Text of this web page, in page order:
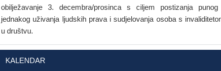
obilježavanje 3. decembra/prosinca s ciljem postizanja
jednakog uživanja ljudskih prava i sudjelovanja osoba s
u društvu.
KALENDAR